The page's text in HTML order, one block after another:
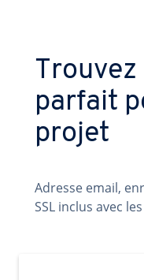
parfait
projet
Adresse email,
SSL inclus avec